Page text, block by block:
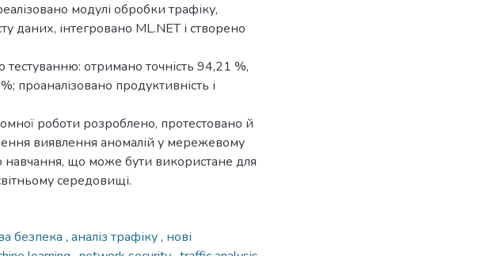
модулі обробки трафіку,
даних, інтегровано ML.NET і створено
тестуванню: отримано точність 94,21 %,
проаналізовано продуктивність і
роботи розроблено, протестовано й
виявлення аномалій у мережевому
навчання, що може бути використане для
середовищі.
безпека , аналіз трафіку, нові